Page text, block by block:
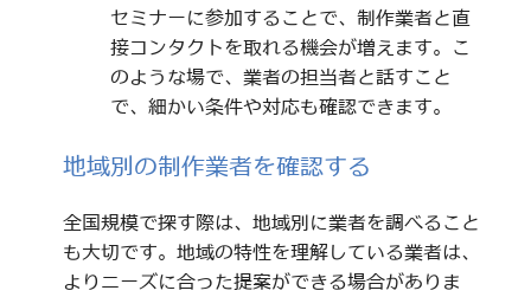
セミナーに参加することで、制作業者と直
接コンタクトを取れる機会が増えます。こ
のような場で、業者の担当者と話すこと
で、細かい条件や対応も確認できます。
地域別の制作業者を確認する
全国規模で探す際は、地域別に業者を調べること
も大切です。地域の特性を理解している業者は、
よりニーズに合った提案ができる場合がありま